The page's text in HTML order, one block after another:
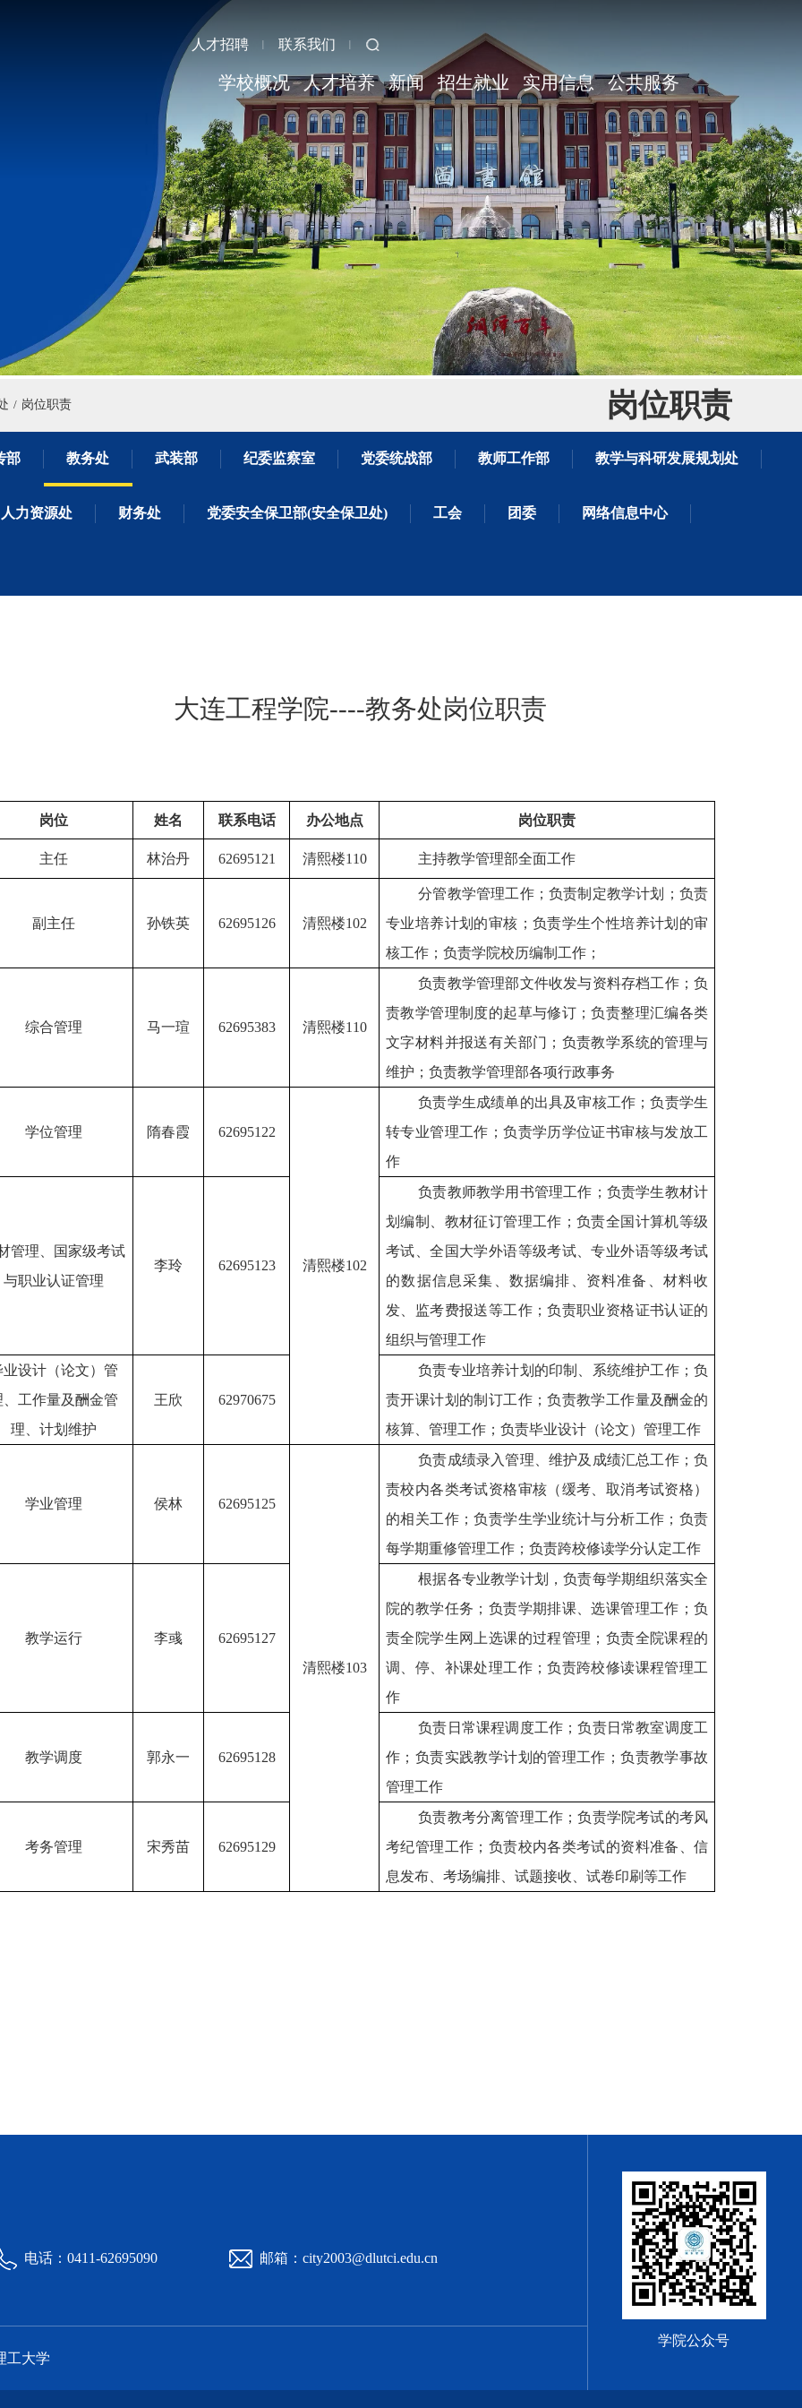
人才招聘 联系我们
学校概况 人才培养 新闻 招生就业 实用信息 公共服务
岗位职责 岗位职责
部 教务处 武装部 纪委监察室 党委统战部 教师工作部 教学与科研发展规划处
人力资源处 财务处 党委安全保卫部(安全保卫处) 工会 团委 网络信息中心
大连工程学院----教务处岗位职责
岗位 姓名 联系电话 办公地点 岗位职责
主任 林治丹 62695121 清熙楼110 主持教学管理部全面工作
副主任 孙铁英 62695126 清熙楼102
分管教学管理工作；负责制定教学计划；负责
专业培养计划的审核；负责学生个性培养计划的审
核工作；负责学院校历编制工作；
综合管理 马一瑄 62695383 清熙楼110
负责教学管理部文件收发与资料存档工作；负
责教学管理制度的起草与修订；负责整理汇编各类
文字材料并报送有关部门；负责教学系统的管理与
维护；负责教学管理部各项行政事务
学位管理 隋春霞 62695122
清熙楼102
负责学生成绩单的出具及审核工作；负责学生
转专业管理工作；负责学历学位证书审核与发放工
作
管理、国家级考试
与职业认证管理
李玲 62695123
负责教师教学用书管理工作；负责学生教材计
划编制、教材征订管理工作；负责全国计算机等级
考试、全国大学外语等级考试、专业外语等级考试
的数据信息采集、数据编排、资料准备、材料收
发、监考费报送等工作；负责职业资格证书认证的
组织与管理工作
业设计（论文）管
、工作量及酬金管
理、计划维护
王欣 62970675
负责专业培养计划的印制、系统维护工作；负
责开课计划的制订工作；负责教学工作量及酬金的
核算、管理工作；负责毕业设计（论文）管理工作
学业管理 侯林 62695125
清熙楼103
负责成绩录入管理、维护及成绩汇总工作；负
责校内各类考试资格审核（缓考、取消考试资格）
的相关工作；负责学生学业统计与分析工作；负责
每学期重修管理工作；负责跨校修读学分认定工作
教学运行 李彧 62695127
根据各专业教学计划，负责每学期组织落实全
院的教学任务；负责学期排课、选课管理工作；负
责全院学生网上选课的过程管理；负责全院课程的
调、停、补课处理工作；负责跨校修读课程管理工
作
教学调度 郭永一 62695128
负责日常课程调度工作；负责日常教室调度工
作；负责实践教学计划的管理工作；负责教学事故
管理工作
考务管理 宋秀苗 62695129
负责教考分离管理工作；负责学院考试的考风
考纪管理工作；负责校内各类考试的资料准备、信
息发布、考场编排、试题接收、试卷印刷等工作
电话：0411-62695090 邮箱：city2003@dlutci.edu.cn
工大学
学院公众号